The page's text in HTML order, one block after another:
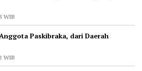
WIB
Paskibraka, dari Daerah
WIB